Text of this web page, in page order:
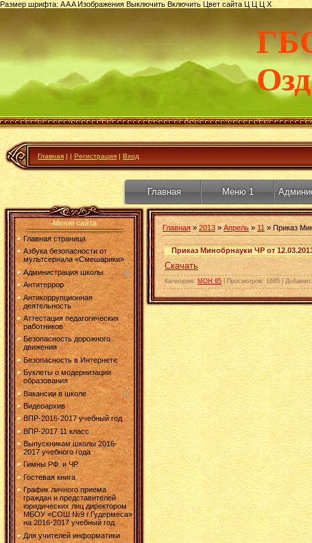
Размер шрифта:AAAИзображения Выключить ВключитьЦвет сайта Ц Ц Ц Х
Главная | | Регистрация | Вход
Главная Меню 1
Меню сайта
Главная страница
Азбука безопасности от
мультсериала «Смешарики»
Администрация школы
Антитеррор
Антикоррупционная
деятельность
Аттестация педагогических
работников
Безопасность дорожного
движения
Безопасность в Интернете
Буклеты о модернизации
образования
Вакансии в школе
Видеоархив
ВПР-2016-2017 учебный год
ВПР-2017 11 класс
Выпускникам школы 2016-
2017 учебного года
Гимны РФ. и ЧР.
Гостевая книга
График личного приема
граждан и представителей
юридических лиц директором
МБОУ «СОШ №9 г.Гудермеса»
на 2016-2017 учебный год.
Для учителей информатики
Главная » 2013 » Апрель » 11 » Приказ
Приказ Минобрнауки ЧР от
Скачать
Категория: МОН 95 Просмотров: 1685 Добавил: